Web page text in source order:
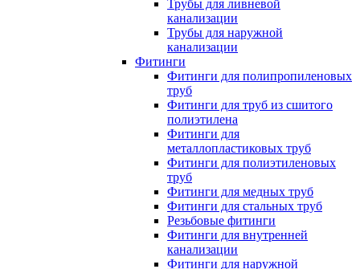
Трубы для ливневой
канализации
Трубы для наружной
канализации
Фитинги
Фитинги для полипропиленовых
труб
Фитинги для труб из сшитого
полиэтилена
Фитинги для
металлопластиковых труб
Фитинги для полиэтиленовых
труб
Фитинги для медных труб
Фитинги для стальных труб
Резьбовые фитинги
Фитинги для внутренней
канализации
Фитинги для наружной